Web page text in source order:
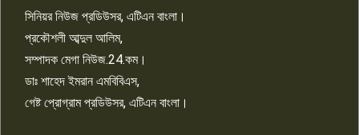
সিনিয়র নিউজ প্রডিউসর, এটিএন বাংলা।
প্রকৌশলী আব্দুল আলিম,
সম্পাদক মেগা নিউজ.24.কম।
ডাঃ শাহেদ ইমরান এমবিবিএস,
গেষ্ট প্রোগ্রাম প্রডিউসর, এটিএন বাংলা।